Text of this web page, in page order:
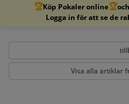
🏆Köp Pokaler online🏆
Logga in för att se de
Visa alla artiklar